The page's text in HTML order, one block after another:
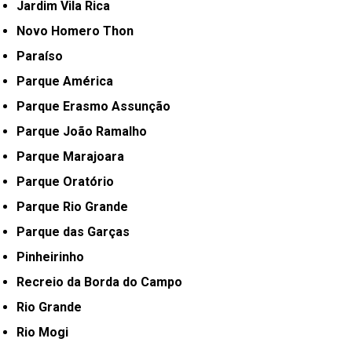
Jardim Vila Rica
Novo Homero Thon
Paraíso
Parque América
Parque Erasmo Assunção
Parque João Ramalho
Parque Marajoara
Parque Oratório
Parque Rio Grande
Parque das Garças
Pinheirinho
Recreio da Borda do Campo
Rio Grande
Rio Mogi